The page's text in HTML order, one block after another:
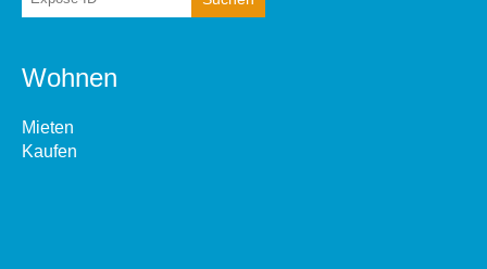
Wohnen
Mieten
Kaufen